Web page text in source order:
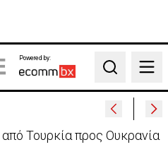
Powered by:
Search
φωτιάς στο Καλό Χωριό